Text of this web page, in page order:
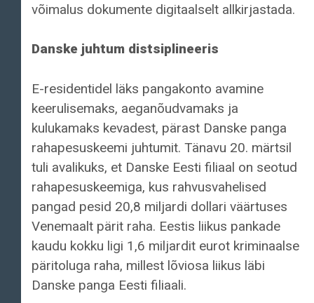
võimalus dokumente digitaalselt allkirjastada.
Danske juhtum distsiplineeris
E-residentidel läks pangakonto avamine
keerulisemaks, aeganõudvamaks ja
kulukamaks kevadest, pärast Danske panga
rahapesuskeemi juhtumit. Tänavu 20. märtsil
tuli avalikuks, et Danske Eesti filiaal on seotud
rahapesuskeemiga, kus rahvusvahelised
pangad pesid 20,8 miljardi dollari väärtuses
Venemaalt pärit raha. Eestis liikus pankade
kaudu kokku ligi 1,6 miljardit eurot kriminaalse
päritoluga raha, millest lõviosa liikus läbi
Danske panga Eesti filiaali.